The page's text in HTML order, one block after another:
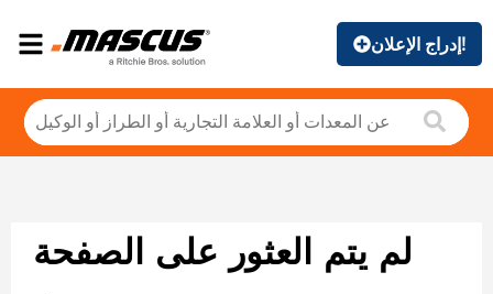
إدراج الإعلان!
لم يتم العثور على الصفحة